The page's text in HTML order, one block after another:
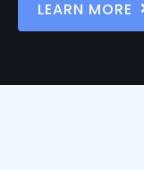
LEARN MORE